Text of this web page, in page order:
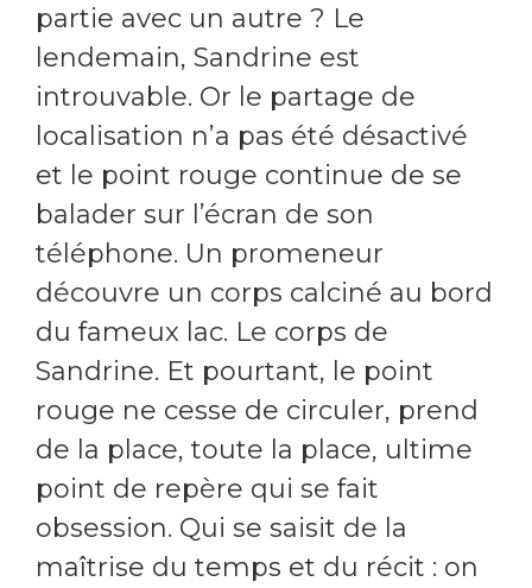
partie avec un autre ? Le
lendemain, Sandrine est
introuvable. Or le partage de
localisation n’a pas été désactivé
et le point rouge continue de se
balader sur l’écran de son
téléphone. Un promeneur
découvre un corps calciné au bord
du fameux lac. Le corps de
Sandrine. Et pourtant, le point
rouge ne cesse de circuler, prend
de la place, toute la place, ultime
point de repère qui se fait
obsession. Qui se saisit de la
maîtrise du temps et du récit : on